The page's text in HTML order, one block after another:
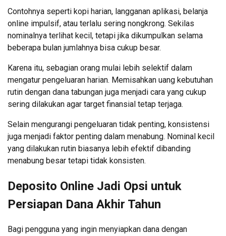
Contohnya seperti kopi harian, langganan aplikasi, belanja
online impulsif, atau terlalu sering nongkrong. Sekilas
nominalnya terlihat kecil, tetapi jika dikumpulkan selama
beberapa bulan jumlahnya bisa cukup besar.
Karena itu, sebagian orang mulai lebih selektif dalam
mengatur pengeluaran harian. Memisahkan uang kebutuhan
rutin dengan dana tabungan juga menjadi cara yang cukup
sering dilakukan agar target finansial tetap terjaga.
Selain mengurangi pengeluaran tidak penting, konsistensi
juga menjadi faktor penting dalam menabung. Nominal kecil
yang dilakukan rutin biasanya lebih efektif dibanding
menabung besar tetapi tidak konsisten.
Deposito Online Jadi Opsi untuk
Persiapan Dana Akhir Tahun
Bagi pengguna yang ingin menyiapkan dana dengan